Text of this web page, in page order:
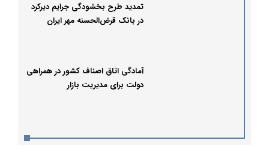
تمدید طرح بخشودگی جرایم دیرکرد
در بانک قرض‌الحسنه مهر ایران
آمادگی اتاق اصناف کشور در همراهی
دولت برای مدیریت بازار